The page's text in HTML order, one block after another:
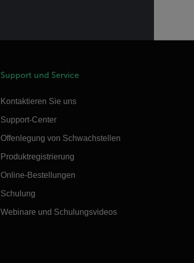
Support und Service
Kontaktieren Sie uns
Support-Center
Offenlegung von Schwachstellen
Produktregistrierung
Online-Bestellungen
Schulung
Webinare und Schulungsvideos